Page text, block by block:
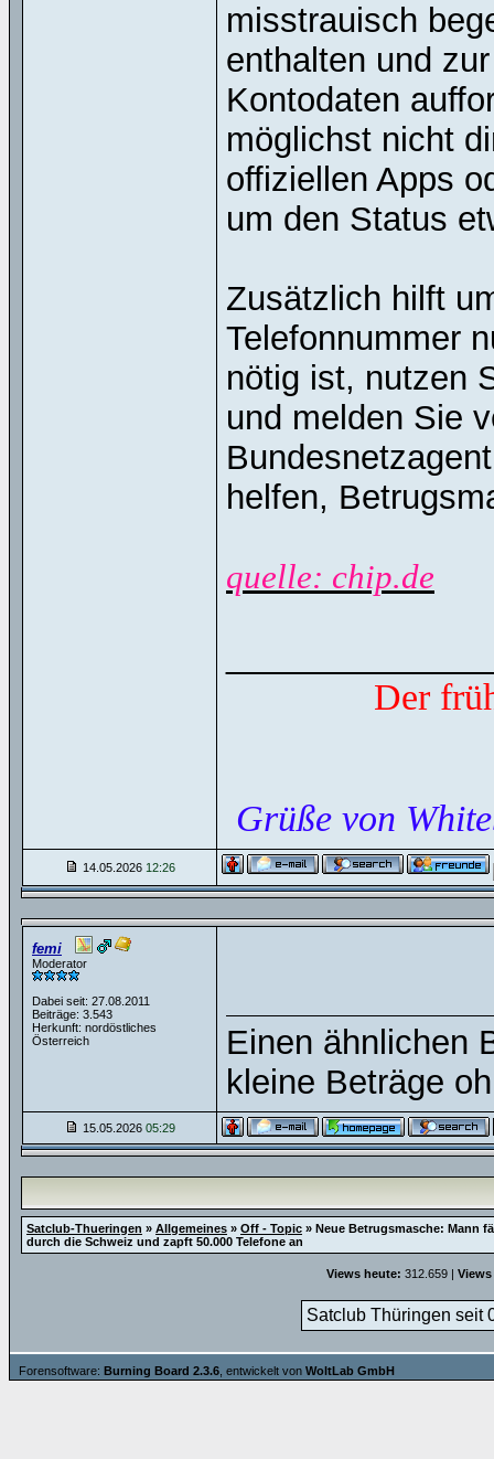
misstrauisch
enthalten und
Kontodaten
möglichst nicht
offiziellen Apps
um den Status
Zusätzlich hilft
Telefonnummer
nötig ist, nutzen
und melden Sie
helfen,
quelle: chip.de
Der
Grüße von
14.05.2026 12:26
femi
Moderator
Dabei seit: 27.08.2011
Beiträge: 3.543
Herkunft: nordöstliches
Österreich
Einen ähnlichen
kleine Beträge
15.05.2026 05:29
Satclub-Thueringen » Allgemeines » Off - Topic » Neue Betrugsmasche: Mann
durch die Schweiz und zapft 50.000 Telefone an
Views heute: 312.659 |
Satclub Thüringen seit
Forensoftware: Burning Board 2.3.6 , entwickelt von WoltLab GmbH